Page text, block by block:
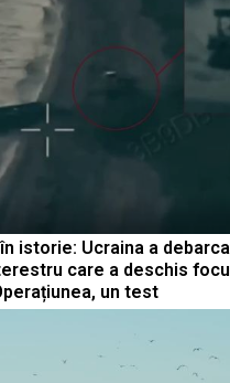
istorie: Ucraina a
care a deschis
un test